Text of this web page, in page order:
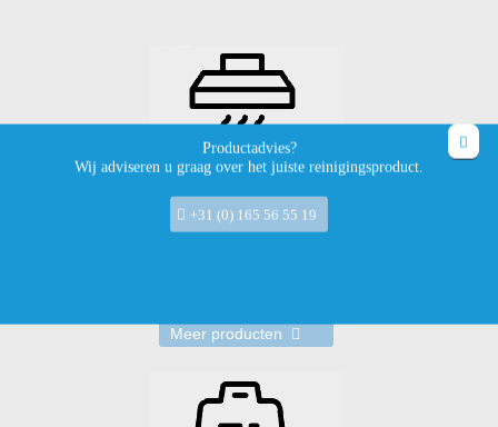
Meer producten
Productadvies?
Wij adviseren u graag over het juiste reinigingsproduct.
+31 (0) 165 56 55 19